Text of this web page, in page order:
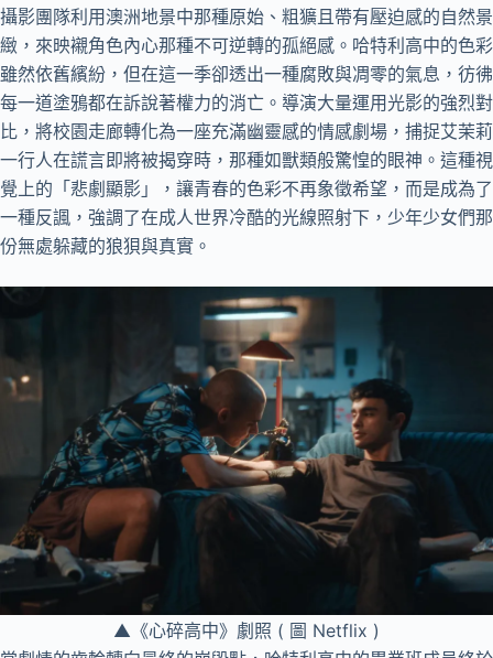
攝影團隊利用澳洲地景中那種原始、粗獷且帶有壓迫感的自然景
緻，來映襯角色內心那種不可逆轉的孤絕感。哈特利高中的色彩
雖然依舊繽紛，但在這一季卻透出一種腐敗與凋零的氣息，彷彿
每一道塗鴉都在訴說著權力的消亡。導演大量運用光影的強烈對
比，將校園走廊轉化為一座充滿幽靈感的情感劇場，捕捉艾茉莉
一行人在謊言即將被揭穿時，那種如獸類般驚惶的眼神。這種視
覺上的「悲劇顯影」，讓青春的色彩不再象徵希望，而是成為了
一種反諷，強調了在成人世界冷酷的光線照射下，少年少女們那
份無處躲藏的狼狽與真實。
▲《心碎高中》劇照 ( 圖 Netflix )